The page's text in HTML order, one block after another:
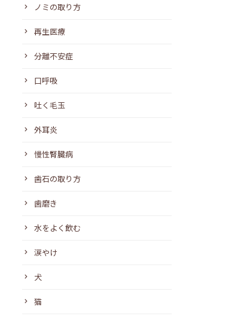
ノミの取り方
再生医療
分離不安症
口呼吸
吐く毛玉
外耳炎
慢性腎臓病
歯石の取り方
歯磨き
水をよく飲む
涙やけ
犬
猫